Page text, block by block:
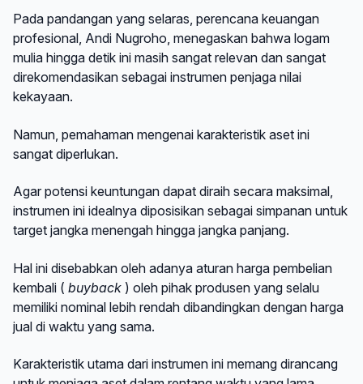
Pada pandangan yang selaras, perencana keuangan
profesional, Andi Nugroho, menegaskan bahwa logam
mulia hingga detik ini masih sangat relevan dan sangat
direkomendasikan sebagai instrumen penjaga nilai
kekayaan.
Namun, pemahaman mengenai karakteristik aset ini
sangat diperlukan.
Agar potensi keuntungan dapat diraih secara maksimal,
instrumen ini idealnya diposisikan sebagai simpanan untuk
target jangka menengah hingga jangka panjang.
Hal ini disebabkan oleh adanya aturan harga pembelian
kembali ( buyback ) oleh pihak produsen yang selalu
memiliki nominal lebih rendah dibandingkan dengan harga
jual di waktu yang sama.
Karakteristik utama dari instrumen ini memang dirancang